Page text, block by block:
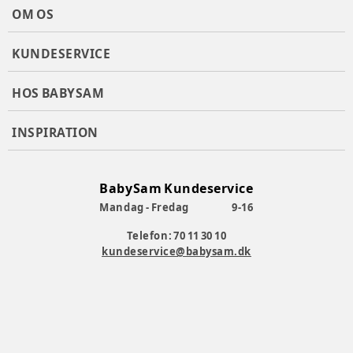
Farve:Mønster
2000 Frederiksberg - wholesale@camcamcopenhagen.com
Produktionsland:Indien
Varenummer:384865
OM OS
KUNDESERVICE
HOS BABYSAM
INSPIRATION
BabySam Kundeservice
Mandag - Fredag
9-16
Telefon: 70 11 30 10
kundeservice@babysam.dk